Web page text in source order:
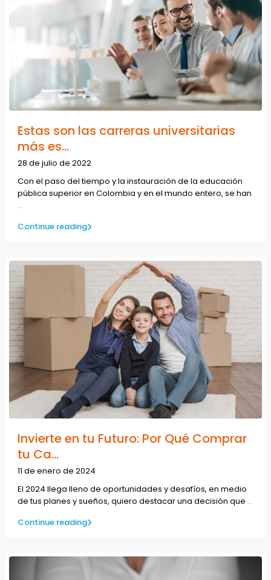
Estas son las carreras universitarias
más es...
28 de julio de 2022
Con el paso del tiempo y la instauración de la educación
pública superior en Colombia y en el mundo entero, se han
...
Continue reading
Invierte en tu Futuro: Por Qué Comprar
tu Ca...
11 de enero de 2024
El 2024 llega lleno de oportunidades y desafíos, en medio
de tus planes y sueños, quiero destacar una decisión que ...
Continue reading